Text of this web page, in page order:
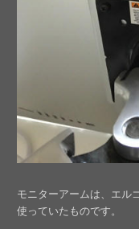
モニターアームは、エル
使っていたものです。